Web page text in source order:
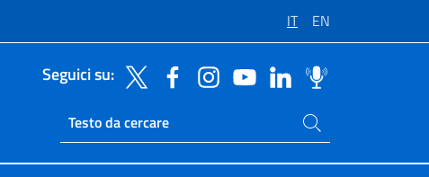
IT EN
Seguici su:
Ricerca sito live
Cerca nel sito